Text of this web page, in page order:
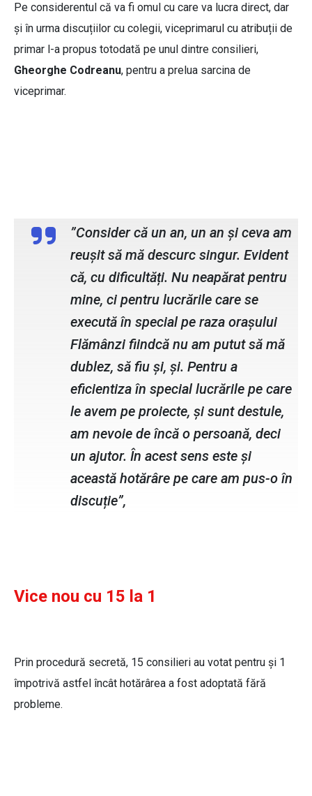
Pe considerentul că va fi omul cu care va lucra direct, dar
și în urma discuțiilor cu colegii, viceprimarul cu atribuții de
primar l-a propus totodată pe unul dintre consilieri,
Gheorghe Codreanu, pentru a prelua sarcina de
viceprimar.
”Consider că un an, un an și ceva am
reușit să mă descurc singur. Evident
că, cu dificultăți. Nu neapărat pentru
mine, ci pentru lucrările care se
execută în special pe raza orașului
Flămânzi fiindcă nu am putut să mă
dublez, să fiu și, și. Pentru a
eficientiza în special lucrările pe care
le avem pe proiecte, și sunt destule,
am nevoie de încă o persoană, deci
un ajutor. În acest sens este și
această hotărâre pe care am pus-o în
discuție”,
Vice nou cu 15 la 1
Prin procedură secretă, 15 consilieri au votat pentru și 1
împotrivă astfel încât hotărârea a fost adoptată fără
probleme.